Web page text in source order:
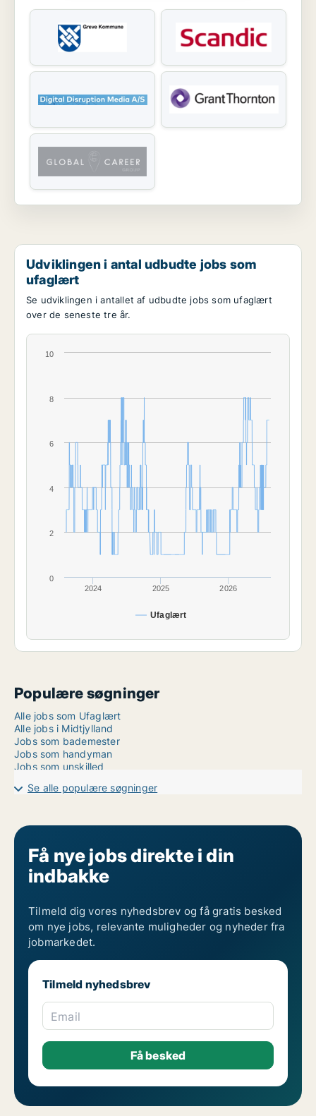
Udviklingen i antal udbudte jobs som
ufaglært
Se udviklingen i antallet af udbudte jobs som ufaglært
over de seneste tre år.
Ufaglært
2024 2025 2026
0
2
4
6
8
10
Populære søgninger
Alle jobs som Ufaglært
Alle jobs i Midtjylland
Jobs som bademester
Jobs som handyman
Jobs som unskilled
Se alle populære søgninger
Få nye jobs direkte i din
indbakke
Tilmeld dig vores nyhedsbrev og få gratis besked
om nye jobs, relevante muligheder og nyheder fra
jobmarkedet.
Tilmeld nyhedsbrev
Email